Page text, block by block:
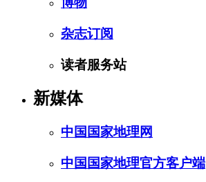
杂志订阅
读者服务站
新媒体
中国国家地理网
中国国家地理官方客户端